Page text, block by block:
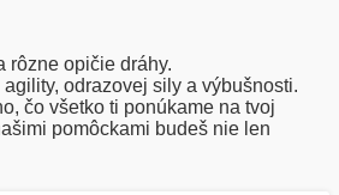
rôzne opičie dráhy.
odrazovej sily a výbušnosti.
čo všetko ti ponúkame na tvoj
pomôckami budeš nie len